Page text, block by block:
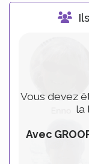
Vous devez
la
Avec